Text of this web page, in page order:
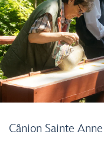
Cânion Sainte